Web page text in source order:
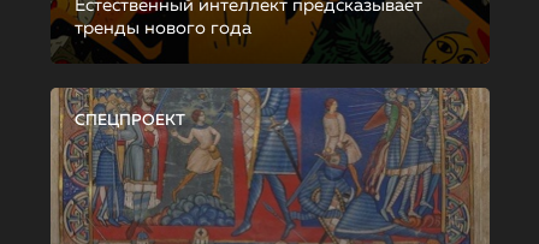
Естественный интеллект предсказывает
тренды нового года
СПЕЦПРОЕКТ